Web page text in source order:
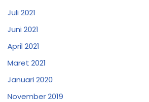
Juli 2021
Juni 2021
April 2021
Maret 2021
Januari 2020
November 2019